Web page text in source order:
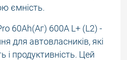
ємність.
60Аh(Аг) 600А L+ (L2) -
для автовласників, які
і продуктивність. Цей